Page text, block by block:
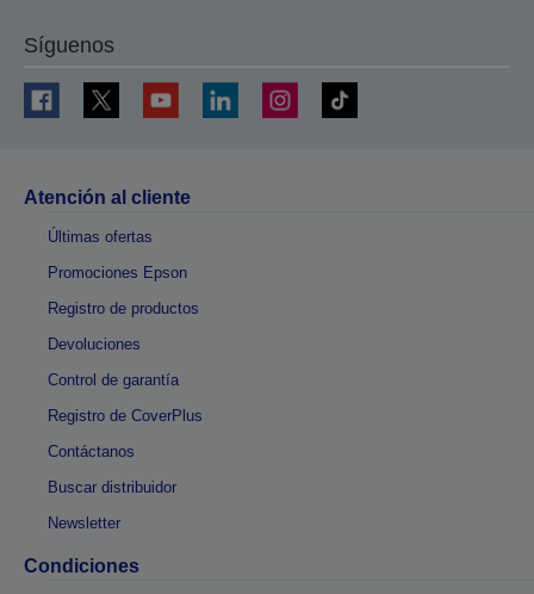
Síguenos
Atención al cliente
Últimas ofertas
Promociones Epson
Registro de productos
Devoluciones
Control de garantía
Registro de CoverPlus
Contáctanos
Buscar distribuidor
Newsletter
Condiciones